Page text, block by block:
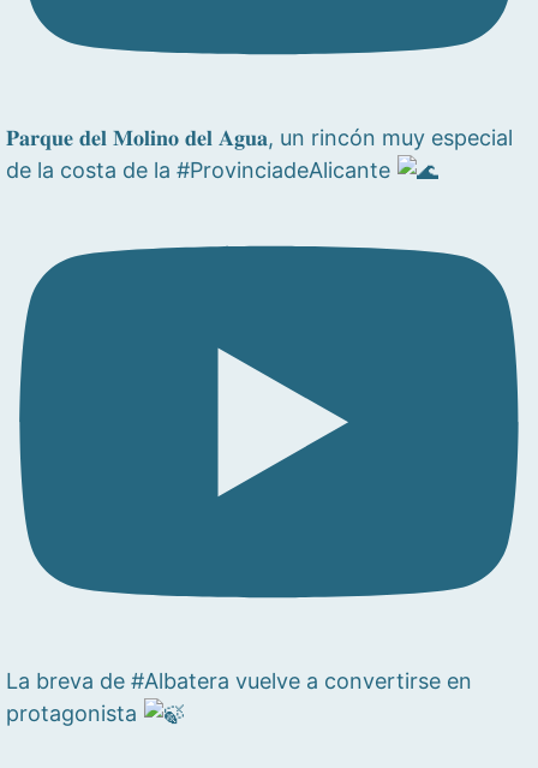
𝐏𝐚𝐫𝐪𝐮𝐞 𝐝𝐞𝐥 𝐌𝐨𝐥𝐢𝐧𝐨 𝐝𝐞𝐥 𝐀𝐠𝐮𝐚, un rincón muy especial
de la costa de la #ProvinciadeAlicante
La breva de #Albatera vuelve a convertirse en
protagonista